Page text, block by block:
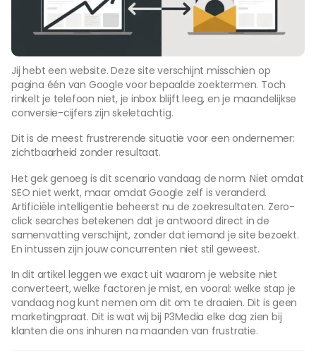
Jij hebt een website. Deze site verschijnt misschien op
pagina één van Google voor bepaalde zoektermen. Toch
rinkelt je telefoon niet, je inbox blijft leeg, en je maandelijkse
conversie-cijfers zijn skeletachtig.
Dit is de meest frustrerende situatie voor een ondernemer:
zichtbaarheid zonder resultaat.
Het gek genoeg is dit scenario vandaag de norm. Niet omdat
SEO niet werkt, maar omdat Google zelf is veranderd.
Artificiële intelligentie beheerst nu de zoekresultaten. Zero-
click searches betekenen dat je antwoord direct in de
samenvatting verschijnt, zonder dat iemand je site bezoekt.
En intussen zijn jouw concurrenten niet stil geweest.
In dit artikel leggen we exact uit waarom je website niet
converteert, welke factoren je mist, en vooral: welke stap je
vandaag nog kunt nemen om dit om te draaien. Dit is geen
marketingpraat. Dit is wat wij bij P3Media elke dag zien bij
klanten die ons inhuren na maanden van frustratie.